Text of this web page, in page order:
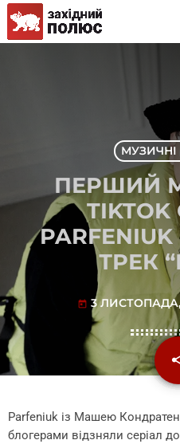
ПЕРШИЙ
ТРЕК
today 3 ЛИСТОПАДА,
Parfeniuk із Машею
блогерами відзняли серіал